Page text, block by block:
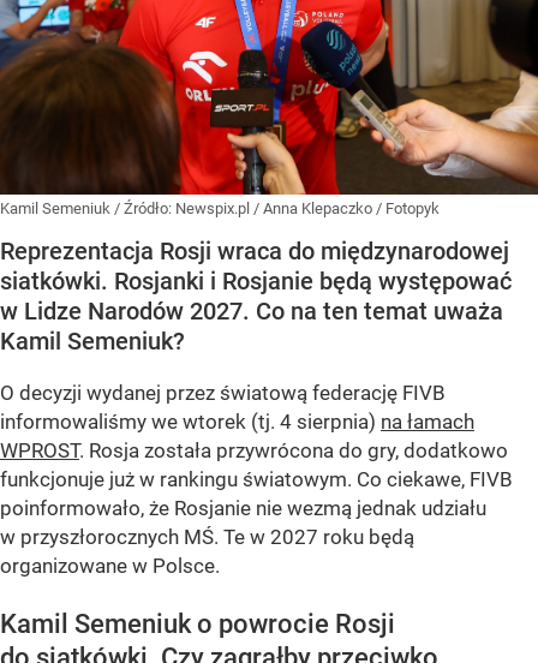
Kamil Semeniuk / Źródło: Newspix.pl / Anna Klepaczko / Fotopyk
Reprezentacja Rosji wraca do międzynarodowej
siatkówki. Rosjanki i Rosjanie będą występować
w Lidze Narodów 2027. Co na ten temat uważa
Kamil Semeniuk?
O decyzji wydanej przez światową federację FIVB
informowaliśmy we wtorek (tj. 4 sierpnia) na łamach
WPROST. Rosja została przywrócona do gry, dodatkowo
funkcjonuje już w rankingu światowym. Co ciekawe, FIVB
poinformowało, że Rosjanie nie wezmą jednak udziału
w przyszłorocznych MŚ. Te w 2027 roku będą
organizowane w Polsce.
Kamil Semeniuk o powrocie Rosji